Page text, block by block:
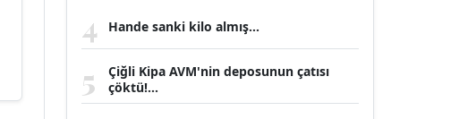
TEOMAN GÜRAY
TUNÇ AFŞAR
4 Hande sanki kilo almış...
5
Çiğli Kipa AVM'nin deposunun çatısı
çöktü!...